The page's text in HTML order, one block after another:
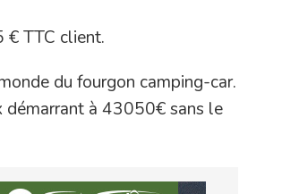
€ TTC client.
du fourgon camping-car.
démarrant à 43050€ sans le